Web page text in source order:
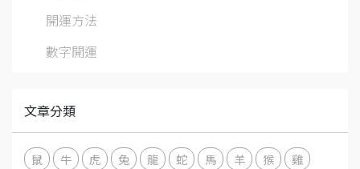
開運方法
數字開運
文章分類
鼠 牛 虎 兔 龍 蛇 馬 羊 猴
雞